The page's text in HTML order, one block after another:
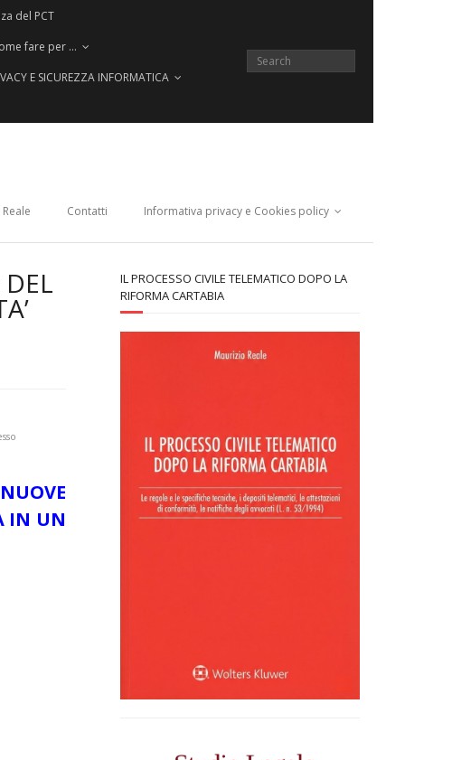
del PCT
fare per …
E SICUREZZA INFORMATICA
Contatti Informativa privacy e Cookies policy
IN UN
IL PROCESSO CIVILE TELEMATICO DOPO LA
RIFORMA CARTABIA